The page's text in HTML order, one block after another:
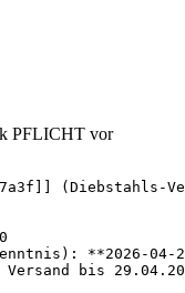
PFLICHT vor
(Diebstahls-
**2026-04-
bis